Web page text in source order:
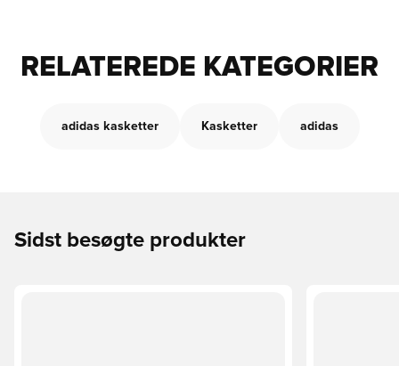
RELATEREDE KATEGORIER
adidas kasketter Kasketter adidas
Sidst besøgte produkter